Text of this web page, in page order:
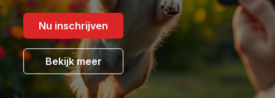
Nu inschrijven
Bekijk meer